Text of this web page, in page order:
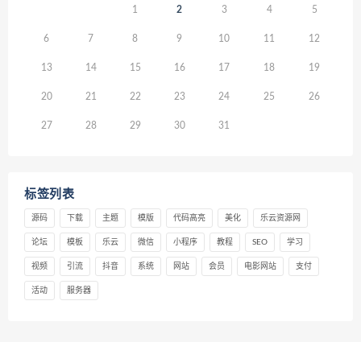
1 2 3 4 5
6 7 8 9 10 11 12
13 14 15 16 17 18 19
20 21 22 23 24 25 26
27 28 29 30 31
标签列表
源码 下载 主题 模版 代码高亮 美化 乐云资源网
论坛 模板 乐云 微信 小程序 教程 SEO 学习
视频 引流 抖音 系统 网站 会员 电影网站 支付
活动 服务器